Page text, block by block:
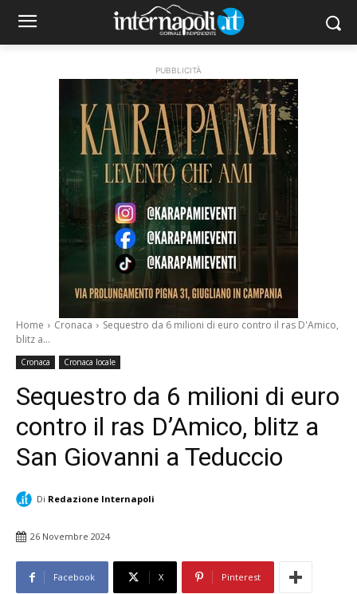
PUBBLICITÀ
Home Cronaca
Sequestro da 6 milioni di euro contro il ras D'Amico,
blitz a...
Cronaca Cronaca locale
Sequestro da 6 milioni di euro
contro il ras D’Amico, blitz a
San Giovanni a Teduccio
Di Redazione Internapoli
26 Novembre 2024
Facebook X Pinterest